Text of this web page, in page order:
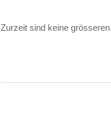
Zurzeit sind keine